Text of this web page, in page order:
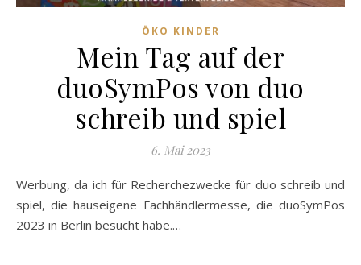
ÖKO KINDER
Mein Tag auf der
duoSymPos von duo
schreib und spiel
6. Mai 2023
Werbung, da ich für Recherchezwecke für duo schreib und
spiel, die hauseigene Fachhändlermesse, die duoSymPos
2023 in Berlin besucht habe.…